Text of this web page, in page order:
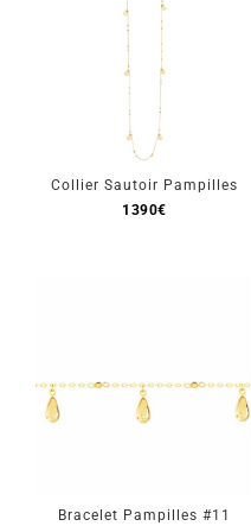
Collier Sautoir Pampilles
1390€
Bracelet Pampilles #11